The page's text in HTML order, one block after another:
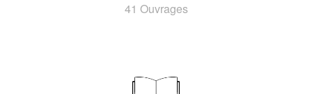
41 Ouvrages